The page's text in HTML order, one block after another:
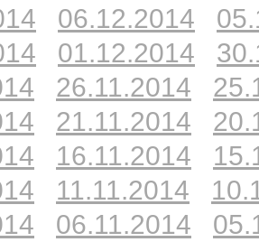
06.12.2014
01.12.2014
26.11.2014
21.11.2014
16.11.2014
11.11.2014
06.11.2014